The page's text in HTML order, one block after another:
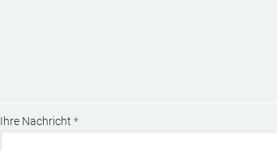
Ihre Nachricht *